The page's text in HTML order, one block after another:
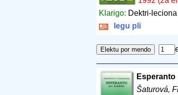
Klarigo: Dektri-
legu pli
Esperanto
Šaturová,